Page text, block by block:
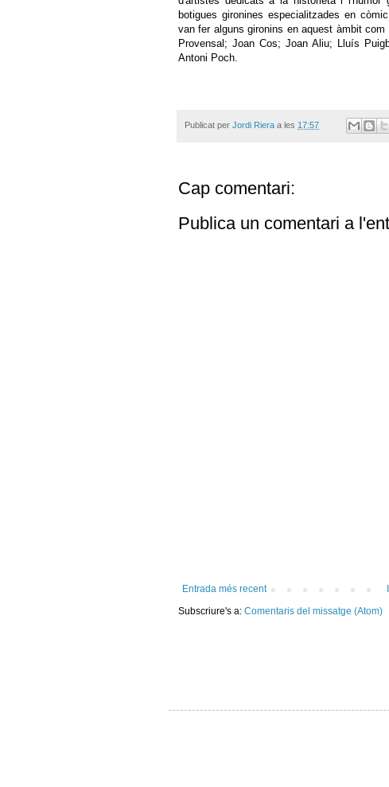
botigues gironines especialitzades en
van fer alguns gironins en aquest àmbit
Provensal; Joan Cos; Joan Aliu; Lluís
Antoni Poch.
Publicat per Jordi Riera a les 17:57
Cap comentari:
Publica un comentari a
Entrada més recent
Subscriure's a: Comentaris del missatge (Atom)